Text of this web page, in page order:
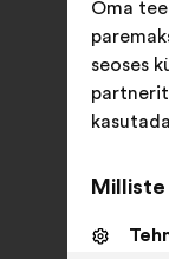
Oma
seoses